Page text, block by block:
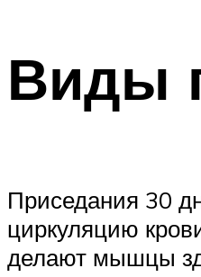
Виды
Приседания 30
циркуляцию
делают мышцы